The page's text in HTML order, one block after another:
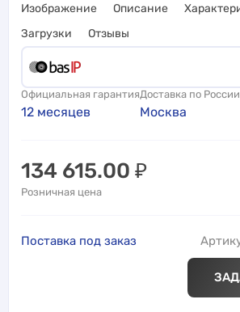
Изображение Описание
Загрузки
Отзывы
Официальная гарантия
12 месяцев
Доставка по России
Москва
134 615.00 ₽
Розничная цена
Поставка под заказ